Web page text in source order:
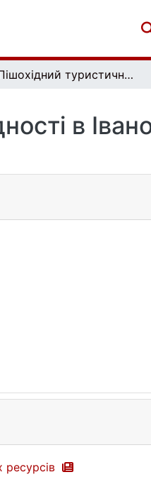
Пішохідний туристичний похід 1 категорії складності в Івано-Франківській області
в
ресурсів